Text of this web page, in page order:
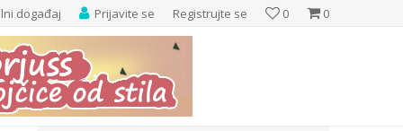
0
0
Prijavite se Registrujte se
događaj